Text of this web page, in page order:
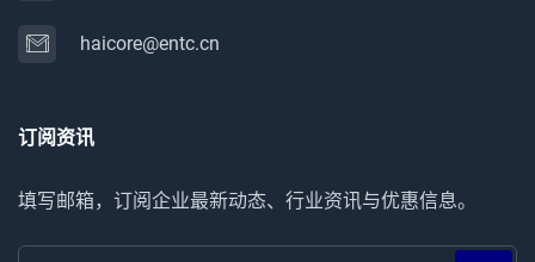
haicore@entc.cn
订阅资讯
填写邮箱，订阅企业最新动态、行业资讯与优惠信息。